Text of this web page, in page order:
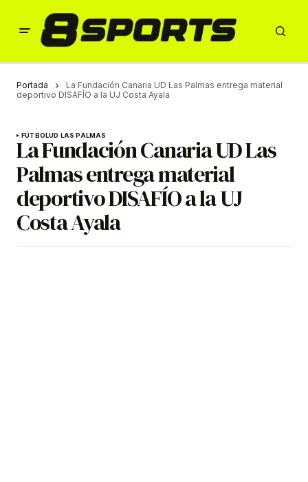
Portada
La Fundación Canaria UD Las Palmas entrega material
deportivo DISAFÍO a la UJ Costa Ayala
FÚTBOLUD LAS PALMAS
La Fundación Canaria UD Las
Palmas entrega material
deportivo DISAFÍO a la UJ
Costa Ayala